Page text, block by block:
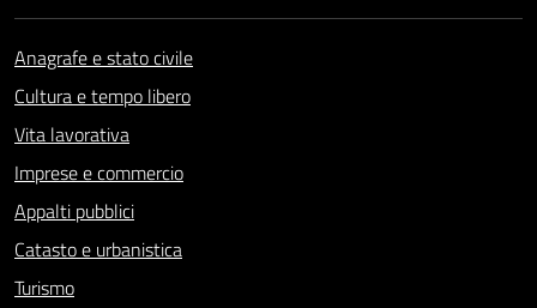
Anagrafe e stato civile
Cultura e tempo libero
Vita lavorativa
Imprese e commercio
Appalti pubblici
Catasto e urbanistica
Turismo